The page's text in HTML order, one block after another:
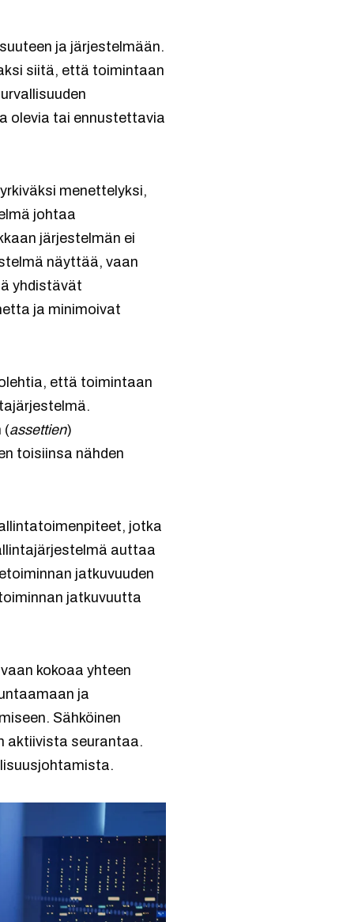
ja järjestelmään.
siitä, että toimintaan
olevia tai ennustettavia
menettelyksi,
johtaa
järjestelmän ei
näyttää, vaan
yhdistävät
ja minimoivat
että toimintaan
(assettien)
toisiinsa nähden
jotka
auttaa
jatkuvuuden
jatkuvuutta
kokoaa yhteen
ja
Sähköinen
aktiivista seurantaa.